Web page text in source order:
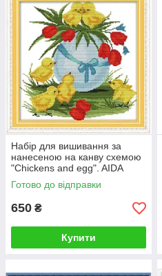
Набір для вишивання за
нанесеною на канву схемою
"Chickens and egg". AIDA
14CT printed, 34*34 см
Готово до відправки
650 ₴
Купити